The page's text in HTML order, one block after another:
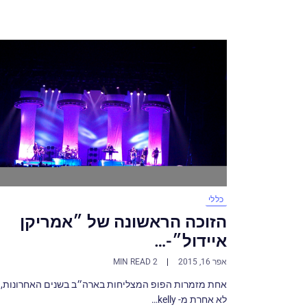
כללי
הזוכה הראשונה של ״אמריקן
איידול״-…
אפר 16, 2015 2 MIN READ
אחת מזמרות הפופ המצליחות בארה״ב בשנים
לא אחרת מ- kelly…